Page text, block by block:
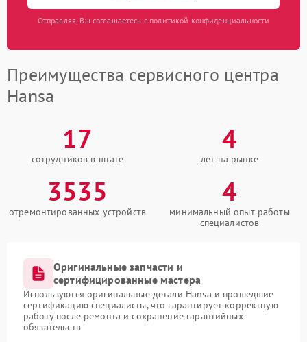
Отправляя, Вы соглашаетесь с политикой конфиденциальности
Преимущества сервисного центра
Hansa
17
сотрудников в штате
4
лет на рынке
3535
отремонтированных устройств
4
минимальный опыт работы
специалистов
Оригинальные запчасти и
сертифицированные мастера
Используются оригинальные детали Hansa и прошедшие
сертификацию специалисты, что гарантирует корректную
работу после ремонта и сохранение гарантийных
обязательств